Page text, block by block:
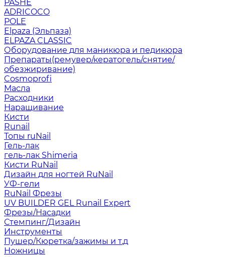
PASHE
ADRICOCO
POLE
Elpaza (Эльпаза)
ELPAZA CLASSIC
Оборудование для маникюра и педикюра
Препараты(ремувер/кератогель/снятие/
обезжиривание)
Cosmoprofi
Масла
Расходники
Наращивание
Кисти
Runail
Топы ruNail
Гель-лак
гель-лак Shimeria
Кисти RuNail
Дизайн для ногтей RuNail
УФ-гели
RuNail Фрезы
UV BUILDER GEL Runail Expert
Фрезы/Насадки
Стемпинг/Дизайн
Инструменты
Пушер/Кюретка/зажимы и т.д
Ножницы